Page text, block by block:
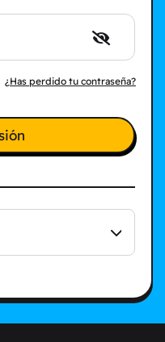
¿Has perdido tu contraseña?